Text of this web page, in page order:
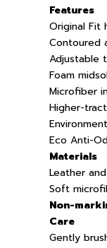
Features
Original Fit
Contoured
Adjustable
Foam
Microfiber
Higher-
Eco Anti-
Materials
Leather
Soft
Non-
Care
Gently